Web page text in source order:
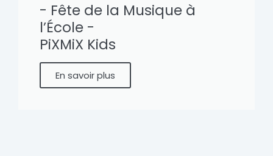
- Fête de la Musique à
l’École -
PiXMiX Kids
En savoir plus